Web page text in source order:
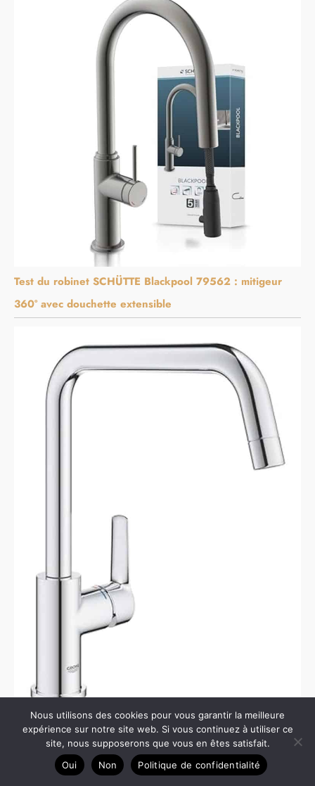
Test du robinet SCHÜTTE Blackpool 79562 : mitigeur
360° avec douchette extensible
Test du mitigeur Grohe Start : le robinet de cuisine
escamotable à 360°
Nous utilisons des cookies pour vous garantir la meilleure
expérience sur notre site web. Si vous continuez à utiliser ce
site, nous supposerons que vous en êtes satisfait.
Oui
Non Politique de confidentialité